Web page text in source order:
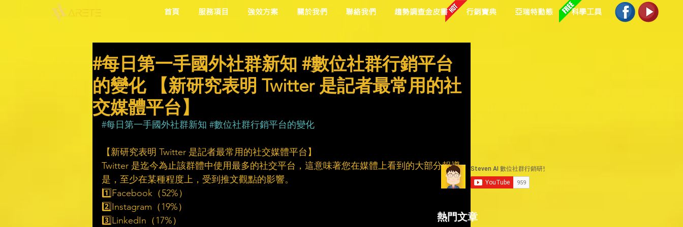
首頁 服務項目 強效方案 關於我們 聯絡我們 趨勢調查金皮書 行銷寶典 亞瑞特動態 科學工具
#每日第一手國外社群新知 #數位社群行銷平台
的變化 【新研究表明 Twitter 是記者最常用的社
交媒體平台】
#每日第一手國外社群新知 #數位社群行銷平台的變化
【新研究表明 Twitter 是記者最常用的社交媒體平台】
Twitter 是迄今為止該群體中使用最多的社交平台，這意味著您在媒體上看到的大部分報導
是，至少在某種程度上，受到推文觀點的影響。
1️⃣Facebook（52%）
2️⃣Instagram（19%）
3️⃣LinkedIn（17%）
熱門文章